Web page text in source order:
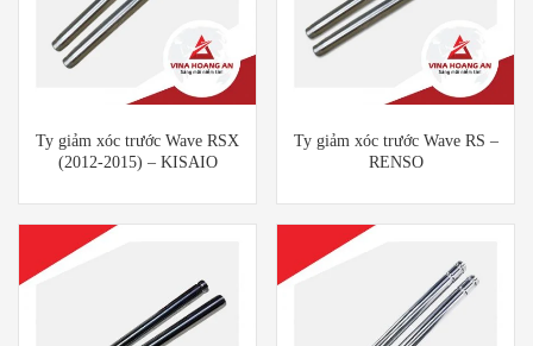
Ty giảm xóc trước Wave RSX
(2012-2015) – KISAIO
Ty giảm xóc trước Wave RS –
RENSO